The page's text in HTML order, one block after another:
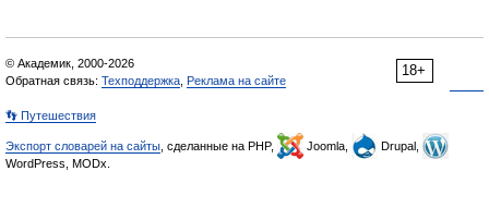
18+
© Академик, 2000-2026
Обратная связь: Техподдержка Реклама на сайте
👣 Путешествия
Экспорт словарей на сайты , сделанные на PHP, Joomla,
Drupal,
WordPress, MODx.